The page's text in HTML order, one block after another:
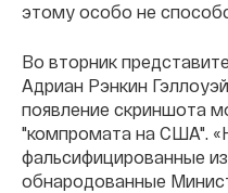
этому особо не
Во вторник
Адриан Рэнкин
появление скриншота
"компромата на США".
фальсифицированные
обнародованные